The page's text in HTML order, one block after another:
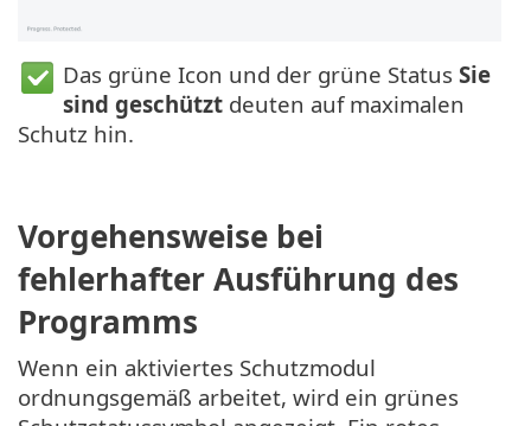
Das grüne Icon und der grüne Status Sie
sind geschützt deuten auf maximalen
Schutz hin.
Vorgehensweise bei
fehlerhafter Ausführung des
Programms
Wenn ein aktiviertes Schutzmodul
ordnungsgemäß arbeitet, wird ein grünes